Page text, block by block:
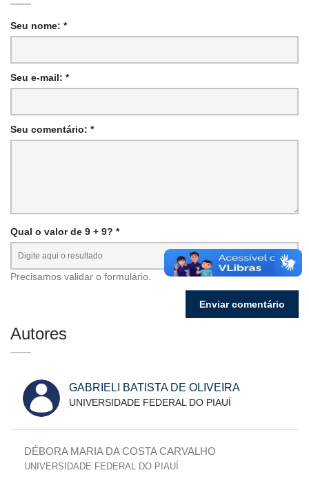
Seu nome: *
Seu e-mail: *
Seu comentário: *
Qual o valor de 9 + 9? *
Precisamos validar o formulário.
Autores
GABRIELI BATISTA DE OLIVEIRA
UNIVERSIDADE FEDERAL DO PIAUÍ
DÉBORA MARIA DA COSTA CARVALHO
UNIVERSIDADE FEDERAL DO PIAUÍ